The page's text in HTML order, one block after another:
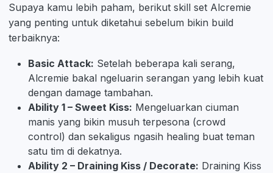
Supaya kamu lebih paham, berikut skill set Alcremie
yang penting untuk diketahui sebelum bikin build
terbaiknya:
Basic Attack: Setelah beberapa kali serang,
Alcremie bakal ngeluarin serangan yang lebih kuat
dengan damage tambahan.
Ability 1 – Sweet Kiss: Mengeluarkan ciuman
manis yang bikin musuh terpesona (crowd
control) dan sekaligus ngasih healing buat teman
satu tim di dekatnya.
Ability 2 – Draining Kiss / Decorate: Draining Kiss